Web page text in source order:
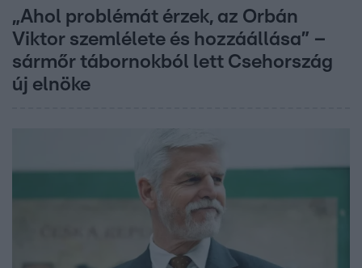
„Ahol problémát érzek, az Orbán
Viktor szemlélete és hozzáállása” –
sármőr tábornokból lett Csehország
új elnöke